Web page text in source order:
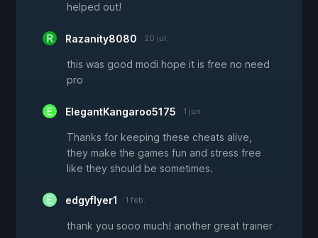
helped out!
Razanity8080 20 jul.
this was good modi hope it is free no need
pro
ElegantKangaroo5175 1 jun.
Thanks for keeping these cheats alive,
they make the games fun and stress free
like they should be sometimes.
edgyflyer1 1 feb.
thank you sooo much! another great trainer